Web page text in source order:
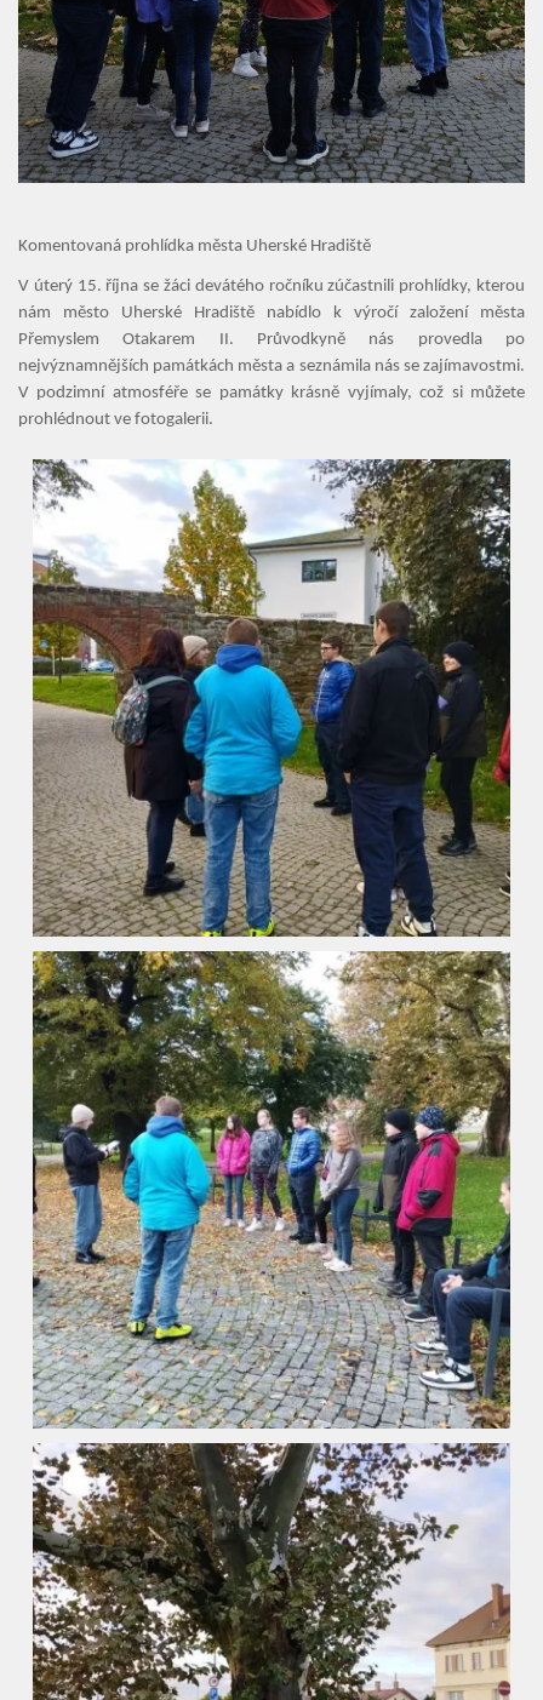
Úvod
Organizace školního roku
Naše škola
Základní škola
ZŠ speciální
ZŠ a MŠ při nemocnici
Školní družina
Fotogalerie
Kalendář akcí
Aktuality
Kontakty
Vyhledávání na webu
Komentovaná prohlídka města Uherské Hradiště
V úterý 15. října se žáci devátého ročníku zúčastnili prohlídky, kterou
nám město Uherské Hradiště nabídlo k výročí založení města
Přemyslem Otakarem II. Průvodkyně nás provedla po
nejvýznamnějších památkách města a seznámila nás se zajímavostmi.
V podzimní atmosféře se památky krásně vyjímaly, což si můžete
prohlédnout ve fotogalerii.